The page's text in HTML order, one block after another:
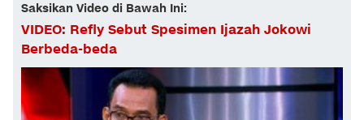
Saksikan Video di Bawah Ini:
VIDEO: Refly Sebut Spesimen Ijazah Jokowi
Berbeda-beda